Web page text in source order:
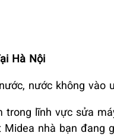
Hà Nội
nước không vào
trong lĩnh vực sửa
nhà bạn đang